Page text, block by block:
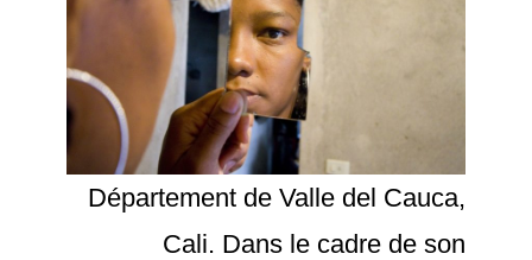
Département de Valle del Cauca,
Cali. Dans le cadre de son